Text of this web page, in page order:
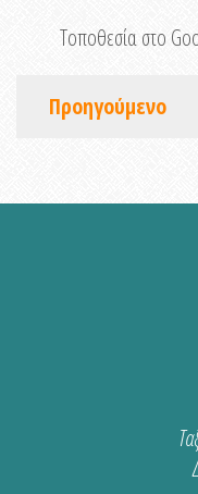
Τοποθεσία στο
Προηγούμενο